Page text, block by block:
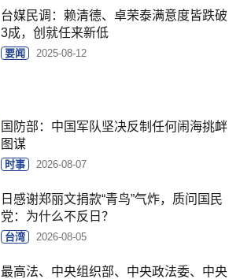
台媒民调：赖清德、卓荣泰满意度皆跌破
3成，创就任来新低
要闻 2025-08-12
国防部：中国军队坚决反制任何闹海挑衅
图谋
时事 2026-08-07
日感谢郑丽文捐款“青鸟”气炸，质问国民
党：为什么不反日？
台湾 2026-08-05
最高法、中央组织部、中央政法委、中央